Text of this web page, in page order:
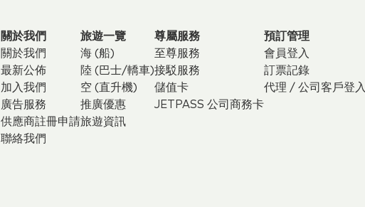
關於我們
關於我們
最新公佈
加入我們
廣告服務
供應商註冊申請
聯絡我們
旅遊一覽
海 (船)
陸 (巴士/轎車)
空 (直升機)
推廣優惠
旅遊資訊
尊屬服務
至尊服務
接駁服務
儲值卡
JETPASS 公司商務卡
預訂管理
會員登入
訂票記錄
代理 / 公司客戶登入